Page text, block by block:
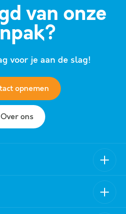
van onze
voor je aan de slag!
opnemen
Over ons